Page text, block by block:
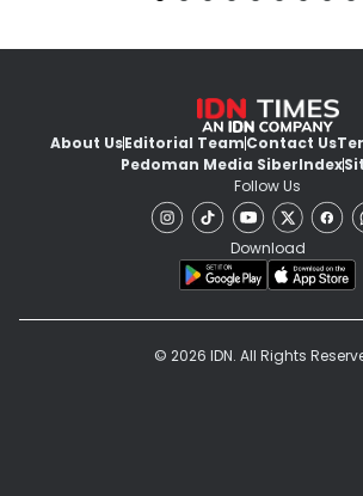
About UsEditorial TeamContact Us
Pedoman Media SiberIndex
Follow Us
Download
© 2026 IDN. All Rights